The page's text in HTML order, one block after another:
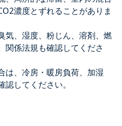
濃度とずれることがありま
気、湿度、粉じん、溶剤、燃
関係法規も確認してくださ
は、冷房・暖房負荷、加湿
してください。